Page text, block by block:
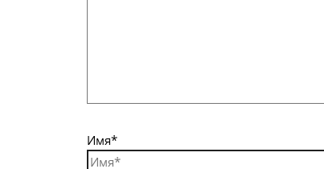
Имя*